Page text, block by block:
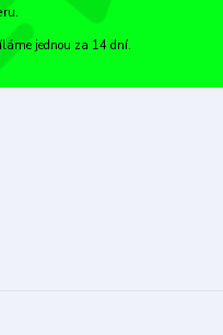
jednou za 14 dní.